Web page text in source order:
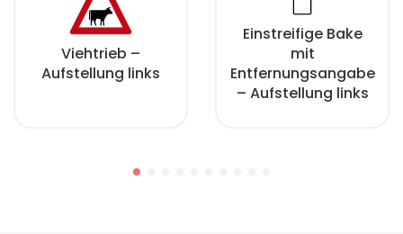
Viehtrieb –
Aufstellung links
Einstreifige Bake
mit
Entfernungsangabe
– Aufstellung links